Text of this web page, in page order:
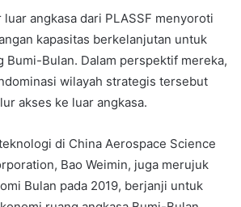
angkasa dari PLASSF menyoroti
kapasitas berkelanjutan untuk
Bumi-Bulan. Dalam perspektif mereka,
wilayah strategis tersebut
akses ke luar angkasa.
di China Aerospace Science
Bao Weimin, juga merujuk
Bulan pada 2019, berjanji untuk